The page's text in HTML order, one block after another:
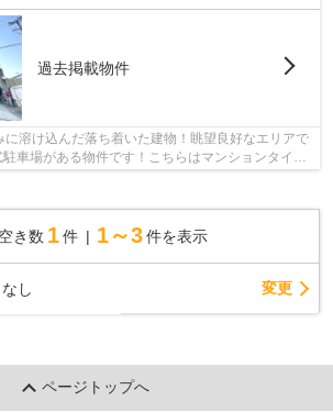
過去掲載物件
に溶け込んだ落ち着いた建物！眺望良好なエリアで
車場がある物件です！こちらはマンションタイプ
空き数 1 件 1～3 件を表示
なし 変更
ページトップへ